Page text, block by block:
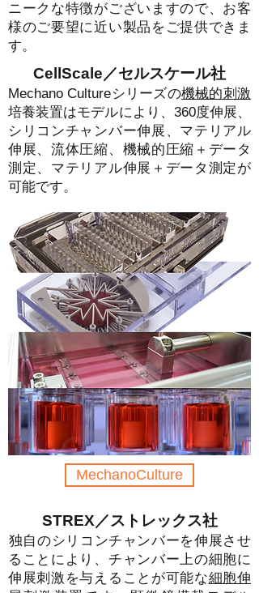
ニークな特徴がございますので、お客
様のご要望に近い製品をご提供できま
す。
CellScale／セルスケール社
Mechano Cultureシリーズの機械的刺激
培養装置はモデルにより、360度伸展、
シリコンチャンバー伸展、マテリアル
伸展、流体圧縮、機械的圧縮＋データ
測定、マテリアル伸展＋データ測定が
可能です。
MechanoCulture
STREX／ストレックス社
​独自のシリコンチャンバーを伸展させ
ることにより、チャンバー上の細胞に
伸展刺激を与えることが可能な細胞伸